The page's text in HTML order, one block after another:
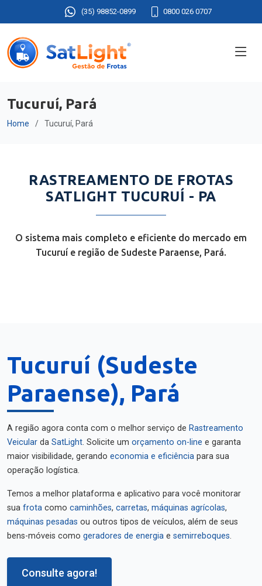
(35) 98852-0899 0800 026 0707
Tucuruí, Pará
Home Tucuruí, Pará
RASTREAMENTO DE FROTAS
SATLIGHT TUCURUÍ - PA
O sistema mais completo e eficiente do mercado em
Tucuruí e região de Sudeste Paraense, Pará.
Tucuruí (Sudeste
Paraense), Pará
A região agora conta com o melhor serviço de Rastreamento
Veicular da SatLight. Solicite um orçamento on-line e garanta
maior visibilidade, gerando economia e eficiência para sua
operação logística.
Temos a melhor plataforma e aplicativo para você monitorar
sua frota como caminhões, carretas, máquinas agrícolas,
máquinas pesadas ou outros tipos de veículos, além de seus
bens-móveis como geradores de energia e semirreboques.
Consulte agora!